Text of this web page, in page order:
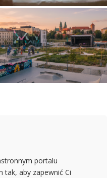
dla młodzieży: Nie tylko
zabytki. Gdzie się nie nudzić?
portalu
aby zapewnić Ci